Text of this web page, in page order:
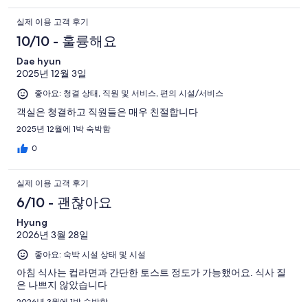
실제 이용 고객 후기
10/10 - 훌륭해요
Dae hyun
2025년 12월 3일
좋아요: 청결 상태, 직원 및 서비스, 편의 시설/서비스
객실은 청결하고 직원들은 매우 친절합니다
2025년 12월에 1박 숙박함
0
실제 이용 고객 후기
6/10 - 괜찮아요
Hyung
2026년 3월 28일
좋아요: 숙박 시설 상태 및 시설
아침 식사는 컵라면과 간단한 토스트 정도가 가능했어요. 식사 질
은 나쁘지 않았습니다